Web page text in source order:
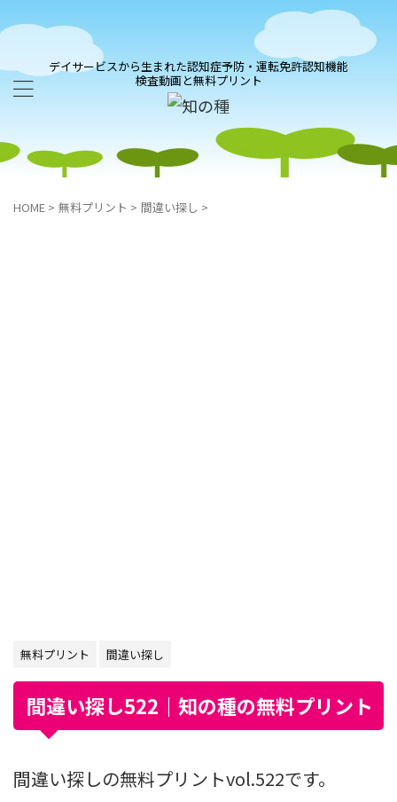
デイサービスから生まれた認知症予防・運転免許認知機能
検査動画と無料プリント
HOME > 無料プリント > 間違い探し >
無料プリント 間違い探し
間違い探し522｜知の種の無料プリント
間違い探しの無料プリントvol.522です。